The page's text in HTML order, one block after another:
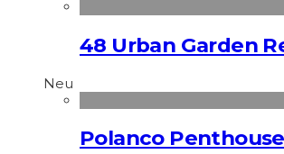
48 Urban Garden
Neu
Polanco